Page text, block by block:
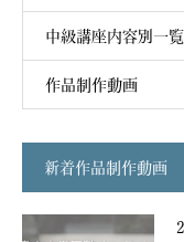
中級講座内容別一覧
作品制作動画
新着作品制作動画